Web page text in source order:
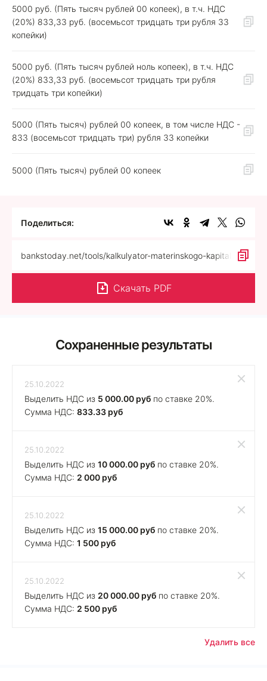
5000 руб. (Пять тысяч рублей 00 копеек), в т.ч. НДС
(20%) 833,33 руб. (восемьсот тридцать три рубля 33
копейки)
5000 руб. (Пять тысяч рублей ноль копеек), в т.ч. НДС
(20%) 833,33 руб. (восемьсот тридцать три рубля
тридцать три копейки)
5000 (Пять тысяч) рублей 00 копеек, в том числе НДС -
833 (восемьсот тридцать три) рубля 33 копейки
5000 (Пять тысяч) рублей 00 копеек
Поделиться:
bankstoday.net/tools/kalkulyator-materinskogo-kapitala/
Скачать PDF
Сохраненные результаты
25.10.2022
Выделить НДС из 5 000.00 руб по ставке 20%.
Сумма НДС: 833.33 руб
25.10.2022
Выделить НДС из 10 000.00 руб по ставке 20%.
Сумма НДС: 2 000 руб
25.10.2022
Выделить НДС из 15 000.00 руб по ставке 20%.
Сумма НДС: 1 500 руб
25.10.2022
Выделить НДС из 20 000.00 руб по ставке 20%.
Сумма НДС: 2 500 руб
Удалить все